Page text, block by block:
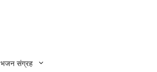
भजन संग्रह